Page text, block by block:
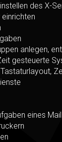
des X-
anlegen,
gesteuerte
eines